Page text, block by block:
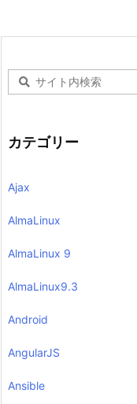
カテゴリー
Ajax
AlmaLinux
AlmaLinux 9
AlmaLinux9.3
Android
AngularJS
Ansible